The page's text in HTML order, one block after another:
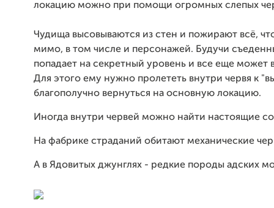
локацию можно при помощи огромных слепых
Чудища высовываются из стен и пожирают всё,
мимо, в том числе и персонажей. Будучи
попадает на секретный уровень и все еще может
Для этого ему нужно пролететь внутри червя к
благополучно вернуться на основную локацию.
Иногда внутри червей можно найти настоящие
На фабрике страданий обитают механические
А в Ядовитых джунглях - редкие породы адских